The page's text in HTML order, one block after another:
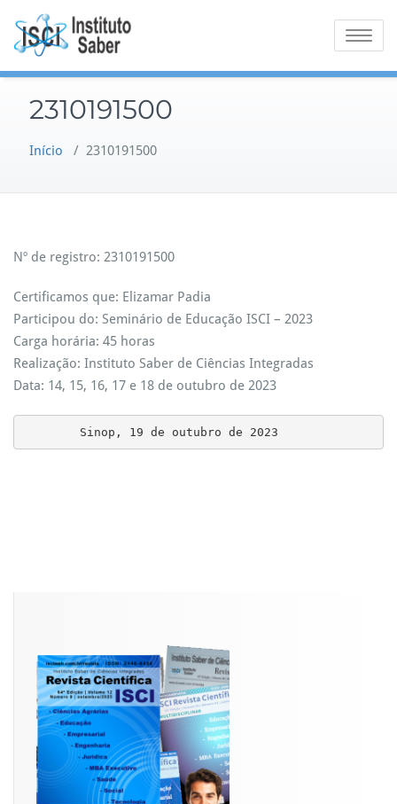
content
Toggle
2310191500
Início / 2310191500
Nº de registro: 2310191500
Certificamos que: Elizamar Padia
Participou do: Seminário de Educação ISCI – 2023
Carga horária: 45 horas
Realização: Instituto Saber de Ciências Integradas
Data: 14, 15, 16, 17 e 18 de outubro de 2023
        Sinop, 19 de outubro de 2023